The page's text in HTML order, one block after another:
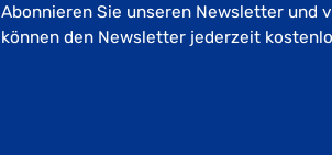
Abonnieren Sie unseren Newsletter und
können den Newsletter jederzeit